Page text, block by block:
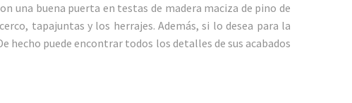
una buena puerta en testas de madera maciza de pino de
tapajuntas y los herrajes. Además, si lo desea para la
hecho puede encontrar todos los detalles de sus acabados